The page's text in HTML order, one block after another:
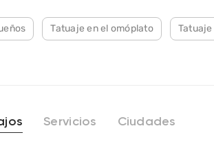
Tatuaje en el omóplato
Servicios Ciudades